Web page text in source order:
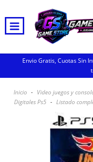
Envio Gratis, Cuotas Sin
Inicio - Video juegos y
Digitales Ps5 - Listado